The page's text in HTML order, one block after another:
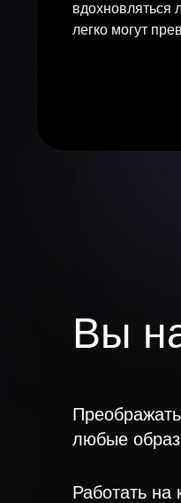
вдохновляться
легко могут
Вы
Работать на
любые